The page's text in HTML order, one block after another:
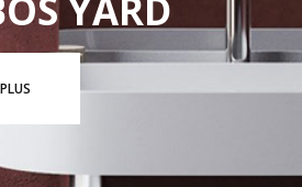
YARD